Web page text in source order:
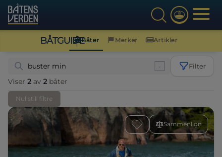
BÅTGUIDEBåter Merker Artikler
Filter
Viser 2 av 2 båter
Nullstill filtre
Sammenlign